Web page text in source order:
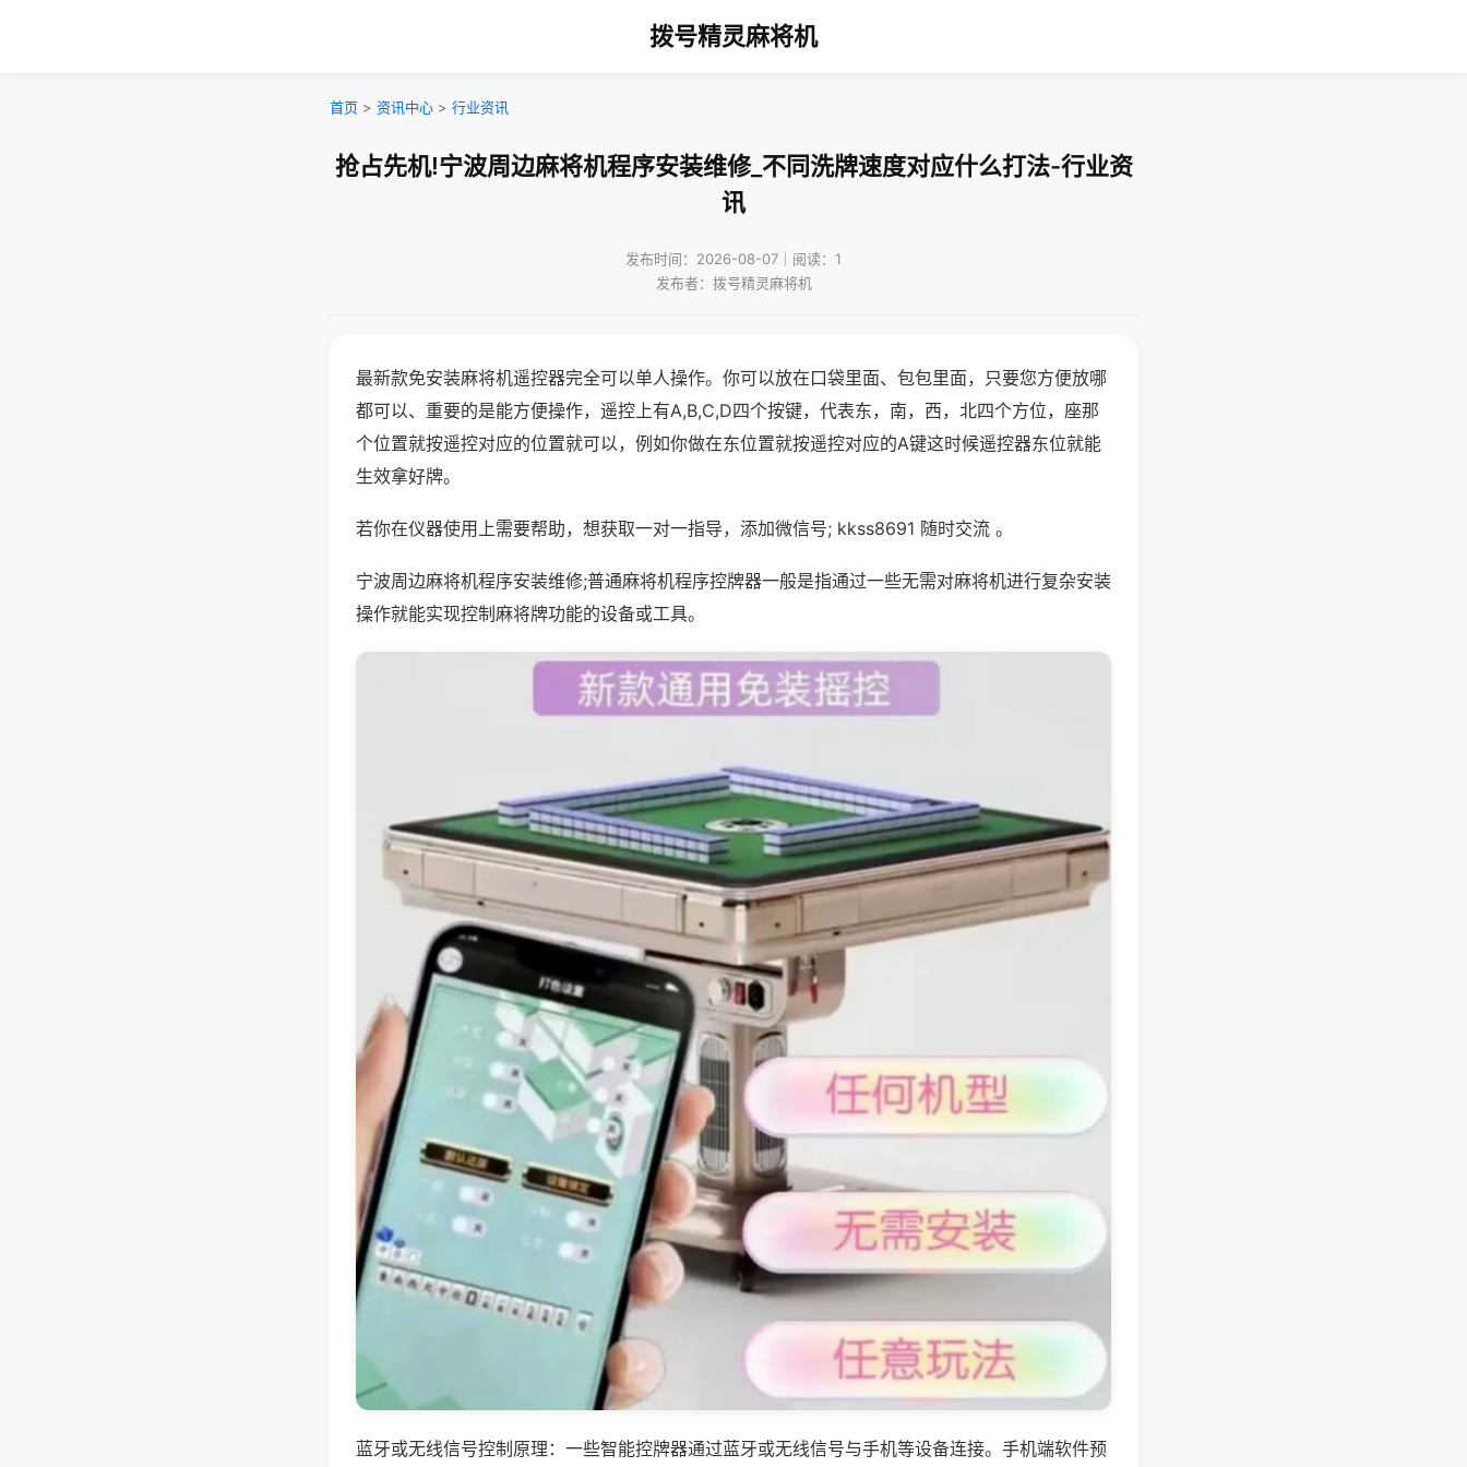
拨号精灵麻将机
首页 > 资讯中心 > 行业资讯
抢占先机!宁波周边麻将机程序安装维修_不同洗牌速度对应什么打法-行业资
讯
发布时间：2026-08-07｜阅读：1
发布者：拨号精灵麻将机
最新款免安装麻将机遥控器完全可以单人操作。你可以放在口袋里面、包包里面，只要您方便放哪
都可以、重要的是能方便操作，遥控上有A,B,C,D四个按键，代表东，南，西，北四个方位，座那
个位置就按遥控对应的位置就可以，例如你做在东位置就按遥控对应的A键这时候遥控器东位就能
生效拿好牌。
若你在仪器使用上需要帮助，想获取一对一指导，添加微信号; kkss8691 随时交流 。
宁波周边麻将机程序安装维修;普通麻将机程序控牌器一般是指通过一些无需对麻将机进行复杂安装
操作就能实现控制麻将牌功能的设备或工具。
蓝牙或无线信号控制原理：一些智能控牌器通过蓝牙或无线信号与手机等设备连接。手机端软件预